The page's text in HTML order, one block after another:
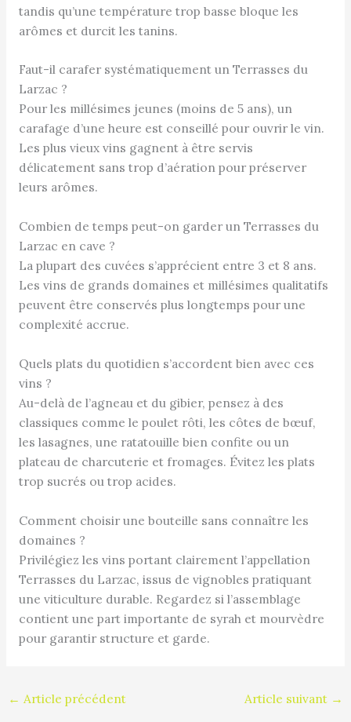
tandis qu’une température trop basse bloque les
arômes et durcit les tanins.
Faut-il carafer systématiquement un Terrasses du
Larzac ?
Pour les millésimes jeunes (moins de 5 ans), un
carafage d’une heure est conseillé pour ouvrir le vin.
Les plus vieux vins gagnent à être servis
délicatement sans trop d’aération pour préserver
leurs arômes.
Combien de temps peut-on garder un Terrasses du
Larzac en cave ?
La plupart des cuvées s’apprécient entre 3 et 8 ans.
Les vins de grands domaines et millésimes qualitatifs
peuvent être conservés plus longtemps pour une
complexité accrue.
Quels plats du quotidien s’accordent bien avec ces
vins ?
Au-delà de l’agneau et du gibier, pensez à des
classiques comme le poulet rôti, les côtes de bœuf,
les lasagnes, une ratatouille bien confite ou un
plateau de charcuterie et fromages. Évitez les plats
trop sucrés ou trop acides.
Comment choisir une bouteille sans connaître les
domaines ?
Privilégiez les vins portant clairement l’appellation
Terrasses du Larzac, issus de vignobles pratiquant
une viticulture durable. Regardez si l’assemblage
contient une part importante de syrah et mourvèdre
pour garantir structure et garde.
← Article précédent Article suivant →